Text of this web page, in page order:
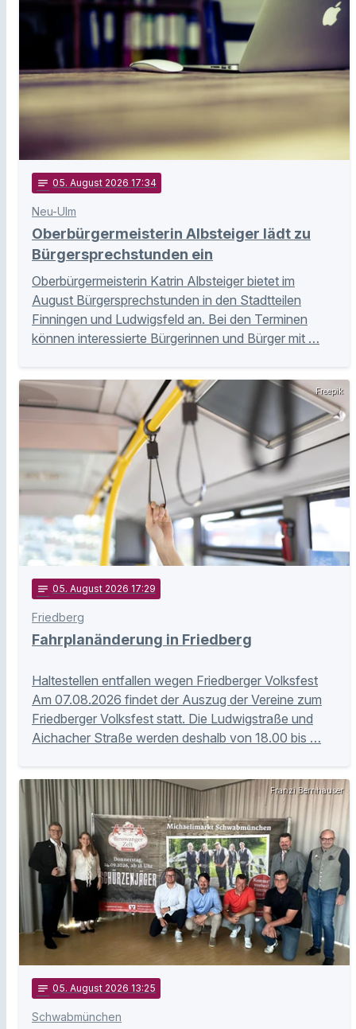
notes 05. August 2026 17:34
Neu-Ulm
Oberbürgermeisterin Albsteiger lädt zu
Bürgersprechstunden ein
Oberbürgermeisterin Katrin Albsteiger bietet im
August Bürgersprechstunden in den Stadtteilen
Finningen und Ludwigsfeld an. Bei den Terminen
können interessierte Bürgerinnen und Bürger mit …
Freepik
notes 05. August 2026 17:29
Friedberg
Fahrplanänderung in Friedberg
Haltestellen entfallen wegen Friedberger Volksfest
Am 07.08.2026 findet der Auszug der Vereine zum
Friedberger Volksfest statt. Die Ludwigstraße und
Aichacher Straße werden deshalb von 18.00 bis …
Franzi Bernhauser
notes 05. August 2026 13:25
Schwabmünchen